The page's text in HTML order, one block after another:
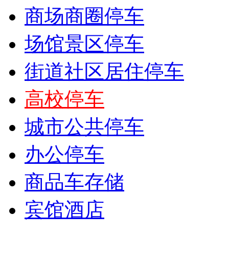
商场商圈停车
场馆景区停车
街道社区居住停车
高校停车
城市公共停车
办公停车
商品车存储
宾馆酒店